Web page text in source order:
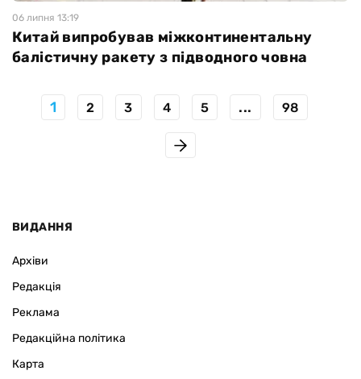
06 липня 13:19
Китай випробував міжконтинентальну
балістичну ракету з підводного човна
1 2 3 4 5 ... 98
ВИДАННЯ
Архіви
Редакція
Реклама
Редакційна політика
Карта